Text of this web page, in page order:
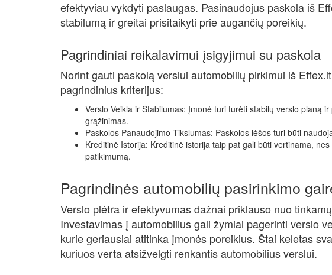
efektyviau vykdyti paslaugas. Pasinaudojus paskola iš
stabilumą ir greitai prisitaikyti prie augančių poreikių.
Pagrindiniai reikalavimui įsigyjimui su paskola
Norint gauti paskolą verslui automobilių pirkimui iš
pagrindinius kriterijus:
Verslo Veikla ir Stabilumas: Įmonė turi turėti stabilų verslo planą
grąžinimas.
Paskolos Panaudojimo Tikslumas: Paskolos lėšos turi būti
Kreditinė Istorija: Kreditinė istorija taip pat gali būti vertinama,
patikimumą.
Pagrindinės automobilių pasirinkimo
Verslo plėtra ir efektyvumas dažnai priklauso nuo
Investavimas į automobilius gali žymiai pagerinti verslo
kurie geriausiai atitinka įmonės poreikius. Štai keletas
kuriuos verta atsižvelgti renkantis automobilius verslui.